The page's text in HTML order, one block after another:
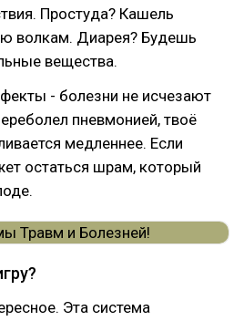
Простуда? Кашель
волкам. Диарея? Будешь
вещества.
- болезни не исчезают
пневмонией, твоё
медленнее. Если
остаться шрам, который
Эта система